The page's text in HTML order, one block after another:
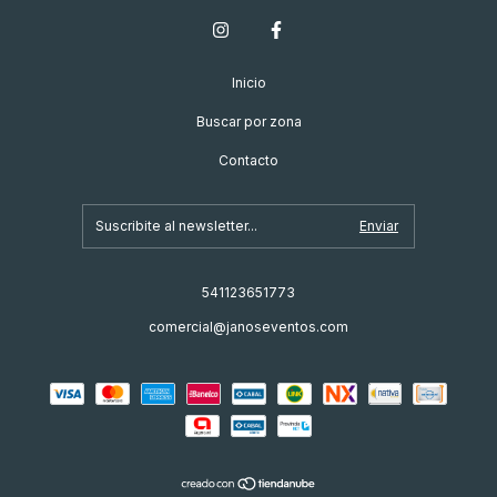
Inicio
Buscar por zona
Contacto
541123651773
comercial@janoseventos.com